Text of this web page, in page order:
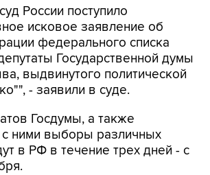
России поступило
исковое заявление об
федерального списка
Государственной думы
выдвинутого политической
- заявили в суде.
Госдумы, а также
ними выборы различных
в РФ в течение трех дней - с